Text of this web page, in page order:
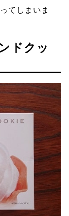
てしまいま
ドクッ